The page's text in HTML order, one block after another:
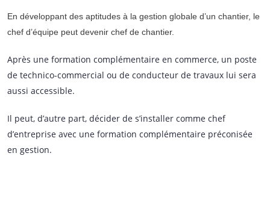
En développant des aptitudes à la gestion globale d’un chantier, le
chef d’équipe peut devenir chef de chantier.
Après une formation complémentaire en commerce, un poste
de technico-commercial ou de conducteur de travaux lui sera
aussi accessible.
Il peut, d’autre part, décider de s’installer comme chef
d’entreprise avec une formation complémentaire préconisée
en gestion.